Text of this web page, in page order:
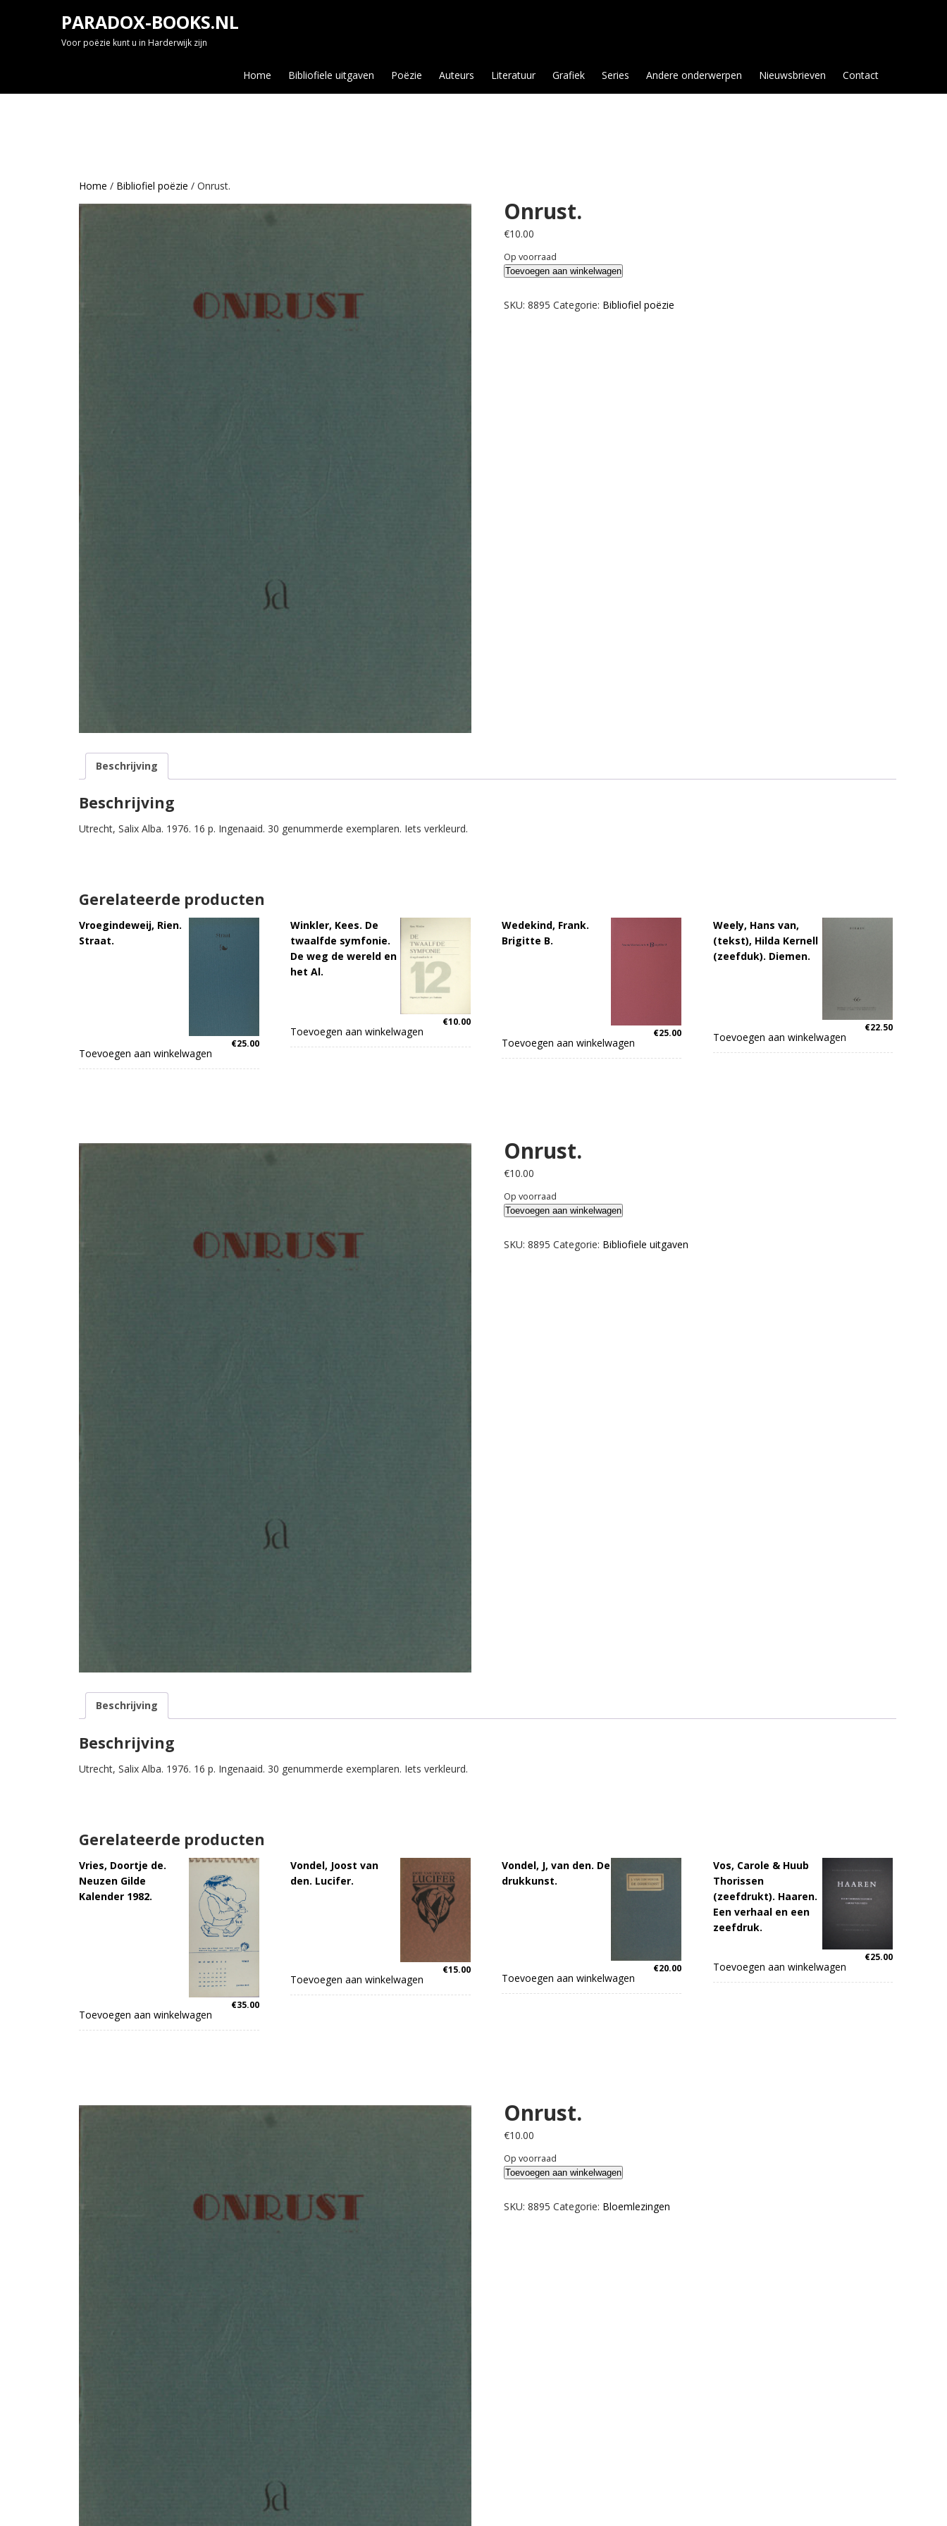
PARADOX-BOOKS.NL
Voor poëzie kunt u in Harderwijk zijn
Home Bibliofiele uitgaven Poëzie Auteurs Literatuur Grafiek Series Andere onderwerpen Nieuwsbrieven Contact
Home / Bibliofiel poëzie / Onrust.
Onrust.
€10.00
Op voorraad
Onrust.
Toevoegen aan winkelwagen
SKU:8895 Categorie: Bibliofiel poëzie
Beschrijving
Beschrijving
Utrecht, Salix Alba. 1976. 16 p. Ingenaaid. 30 genummerde exemplaren. Iets verkleurd.
Gerelateerde producten
Vroegindeweij, Rien.
Straat.
€25.00
Toevoegen aan winkelwagen
Winkler, Kees. De
twaalfde symfonie.
De weg de wereld en
het Al.
€10.00
Toevoegen aan winkelwagen
Wedekind, Frank.
Brigitte B.
€25.00
Toevoegen aan winkelwagen
Weely, Hans van,
(tekst), Hilda Kernell
(zeefduk). Diemen.
€22.50
Toevoegen aan winkelwagen
Onrust.
€10.00
Op voorraad
Onrust.
Toevoegen aan winkelwagen
SKU:8895 Categorie: Bibliofiele uitgaven
Beschrijving
Beschrijving
Utrecht, Salix Alba. 1976. 16 p. Ingenaaid. 30 genummerde exemplaren. Iets verkleurd.
Gerelateerde producten
Vries, Doortje de.
Neuzen Gilde
Kalender 1982.
€35.00
Toevoegen aan winkelwagen
Vondel, Joost van
den. Lucifer.
€15.00
Toevoegen aan winkelwagen
Vondel, J, van den. De
drukkunst.
€20.00
Toevoegen aan winkelwagen
Vos, Carole & Huub
Thorissen
(zeefdrukt). Haaren.
Een verhaal en een
zeefdruk.
€25.00
Toevoegen aan winkelwagen
Onrust.
€10.00
Op voorraad
Onrust.
Toevoegen aan winkelwagen
SKU:8895 Categorie: Bloemlezingen